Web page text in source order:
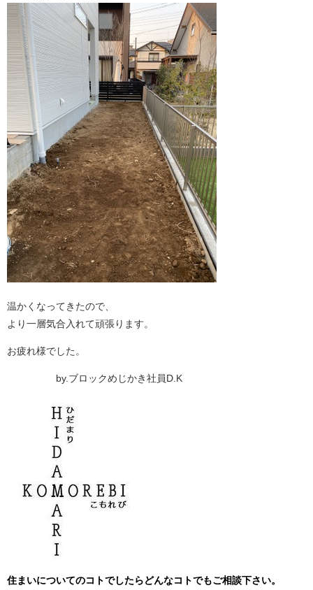
温かくなってきたので、
より一層気合入れて頑張ります。
お疲れ様でした。
by.ブロックめじかき社員D.K
住まいについてのコトでしたらどんなコトでもご相談下さい。